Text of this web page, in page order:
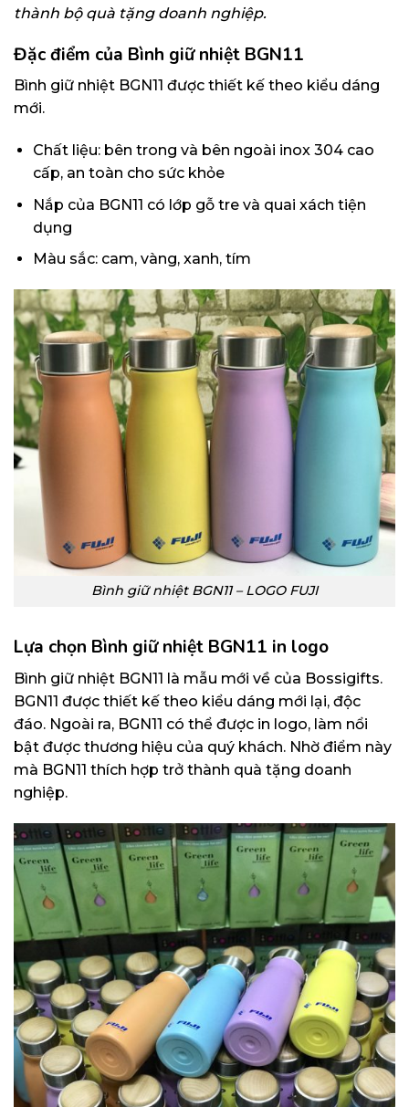
thành bộ quà tặng doanh nghiệp.
Đặc điểm của Bình giữ nhiệt BGN11
Bình giữ nhiệt BGN11 được thiết kế theo kiểu dáng
mới.
Chất liệu: bên trong và bên ngoài inox 304 cao
cấp, an toàn cho sức khỏe
Nắp của BGN11 có lớp gỗ tre và quai xách tiện
dụng
Màu sắc: cam, vàng, xanh, tím
Bình giữ nhiệt BGN11 – LOGO FUJI
Lựa chọn Bình giữ nhiệt BGN11 in logo
Bình giữ nhiệt BGN11 là mẫu mới về của Bossigifts.
BGN11 được thiết kế theo kiểu dáng mới lại, độc
đáo. Ngoài ra, BGN11 có thể được in logo, làm nổi
bật được thương hiệu của quý khách. Nhờ điểm này
mà BGN11 thích hợp trở thành quà tặng doanh
nghiệp.